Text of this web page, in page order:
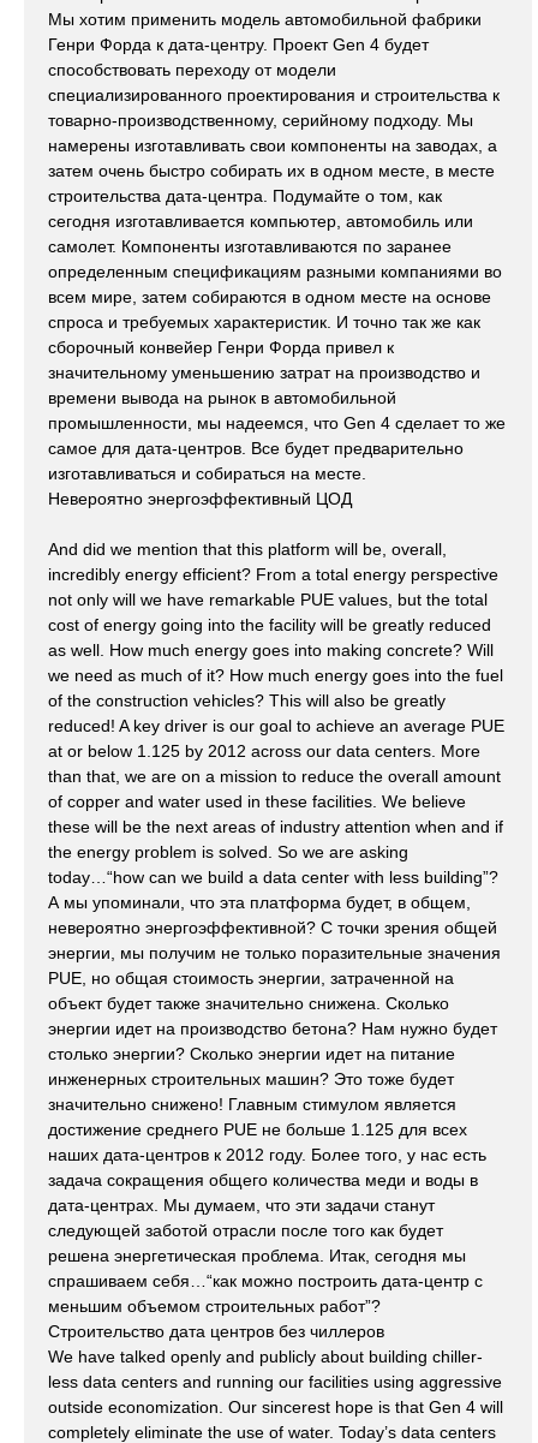
Мы хотим применить модель автомобильной фабрики
Генри Форда к дата-центру. Проект Gen 4 будет
способствовать переходу от модели
специализированного проектирования и строительства к
товарно-производственному, серийному подходу. Мы
намерены изготавливать свои компоненты на заводах, а
затем очень быстро собирать их в одном месте, в месте
строительства дата-центра. Подумайте о том, как
сегодня изготавливается компьютер, автомобиль или
самолет. Компоненты изготавливаются по заранее
определенным спецификациям разными компаниями во
всем мире, затем собираются в одном месте на основе
спроса и требуемых характеристик. И точно так же как
сборочный конвейер Генри Форда привел к
значительному уменьшению затрат на производство и
времени вывода на рынок в автомобильной
промышленности, мы надеемся, что Gen 4 сделает то же
самое для дата-центров. Все будет предварительно
изготавливаться и собираться на месте.
Невероятно энергоэффективный ЦОД
And did we mention that this platform will be, overall,
incredibly energy efficient? From a total energy perspective
not only will we have remarkable PUE values, but the total
cost of energy going into the facility will be greatly reduced
as well. How much energy goes into making concrete? Will
we need as much of it? How much energy goes into the fuel
of the construction vehicles? This will also be greatly
reduced! A key driver is our goal to achieve an average PUE
at or below 1.125 by 2012 across our data centers. More
than that, we are on a mission to reduce the overall amount
of copper and water used in these facilities. We believe
these will be the next areas of industry attention when and if
the energy problem is solved. So we are asking
today…“how can we build a data center with less building”?
А мы упоминали, что эта платформа будет, в общем,
невероятно энергоэффективной? С точки зрения общей
энергии, мы получим не только поразительные значения
PUE, но общая стоимость энергии, затраченной на
объект будет также значительно снижена. Сколько
энергии идет на производство бетона? Нам нужно будет
столько энергии? Сколько энергии идет на питание
инженерных строительных машин? Это тоже будет
значительно снижено! Главным стимулом является
достижение среднего PUE не больше 1.125 для всех
наших дата-центров к 2012 году. Более того, у нас есть
задача сокращения общего количества меди и воды в
дата-центрах. Мы думаем, что эти задачи станут
следующей заботой отрасли после того как будет
решена энергетическая проблема. Итак, сегодня мы
спрашиваем себя…“как можно построить дата-центр с
меньшим объемом строительных работ”?
Строительство дата центров без чиллеров
We have talked openly and publicly about building chiller-
less data centers and running our facilities using aggressive
outside economization. Our sincerest hope is that Gen 4 will
completely eliminate the use of water. Today’s data centers